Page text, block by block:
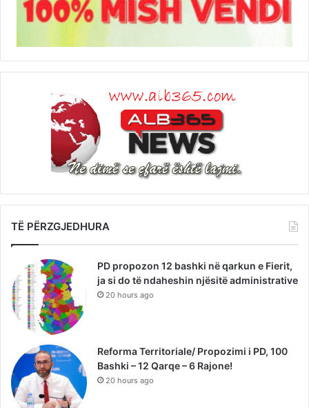
TË PËRZGJEDHURA
PD propozon 12 bashki në qarkun e Fierit,
ja si do të ndaheshin njësitë administrative
20 hours ago
Reforma Territoriale/ Propozimi i PD, 100
Bashki – 12 Qarqe – 6 Rajone!
20 hours ago